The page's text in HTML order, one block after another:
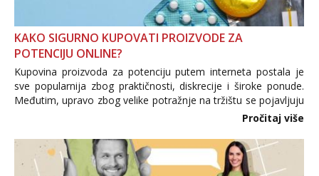
KAKO SIGURNO KUPOVATI PROIZVODE ZA
POTENCIJU ONLINE?
Kupovina proizvoda za potenciju putem interneta postala je
sve popularnija zbog praktičnosti, diskrecije i široke ponude.
Međutim, upravo zbog velike potražnje na tržištu se pojavljuju
i brojni krivotvoreni proizvodi, nepouzdane internetske
Pročitaj više